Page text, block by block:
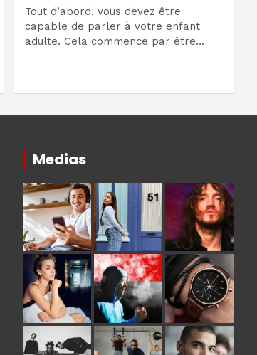
Tout d’abord, vous devez être
capable de parler à votre enfant
adulte. Cela commence par être…
Medias